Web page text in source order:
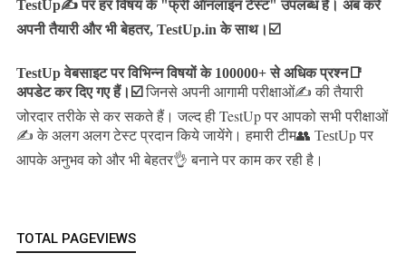
TestUp✍️ पर हर विषय के "फ्री ऑनलाइन टेस्ट" उपलब्ध हैं। अब करें
अपनी तैयारी और भी बेहतर, TestUp.in के साथ।☑️
TestUp वेबसाइट पर विभिन्न विषयों के 100000+ से अधिक प्रश्न📑
अपडेट कर दिए गए हैं। ☑️ जिनसे अपनी आगामी परीक्षाओं✍️ की तैयारी
जोरदार तरीके से कर सकते हैं।जल्द ही TestUp पर आपको सभी परीक्षाओं
✍️ के अलग अलग टेस्ट प्रदान किये जायेंगे। हमारी टीम👥 TestUp पर
आपके अनुभव को और भी बेहतर👌 बनाने पर काम कर रही है।
TOTAL PAGEVIEWS